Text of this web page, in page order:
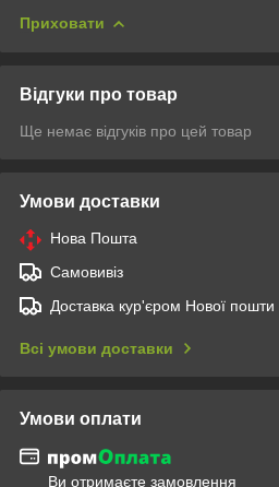
Приховати
Відгуки про товар
Ще немає відгуків про цей товар
Умови доставки
Нова Пошта
Самовивіз
Доставка кур'єром Нової пошти
Всі умови доставки
Умови оплати
Ви отримаєте замовлення